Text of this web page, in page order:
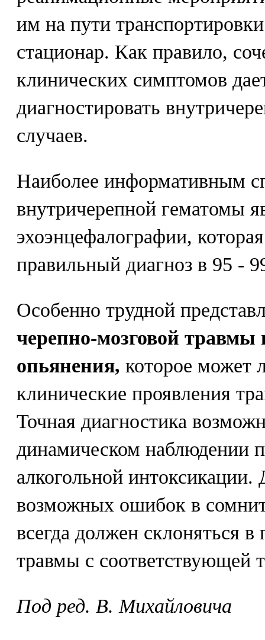
им на пути
стационар. Как правило,
клинических симптомов
диагностировать
случаев.
Наиболее информативным
внутричерепной гематомы
эхоэнцефалографии,
правильный диагноз в 95 -
Особенно трудной
черепно-мозговой травмы
опьянения, которое может
клинические проявления
Точная диагностика
динамическом наблюдении
алкогольной
возможных ошибок в
всегда должен склоняться
травмы с соответствующей
Под ред. В. Михайловича